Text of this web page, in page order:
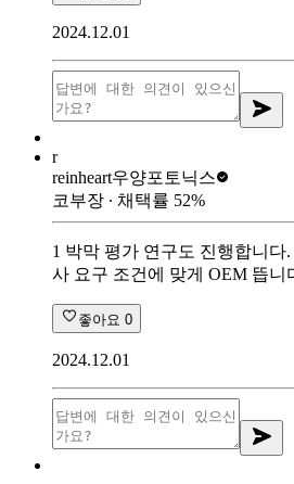
2024.12.01
r
reinheart우양포토닉스
코부장 ∙ 채택률 52%
1 박막 평가 연구도 진행합니다
사 요구 조건에 맞게 OEM 뜹니
좋아요 0
2024.12.01